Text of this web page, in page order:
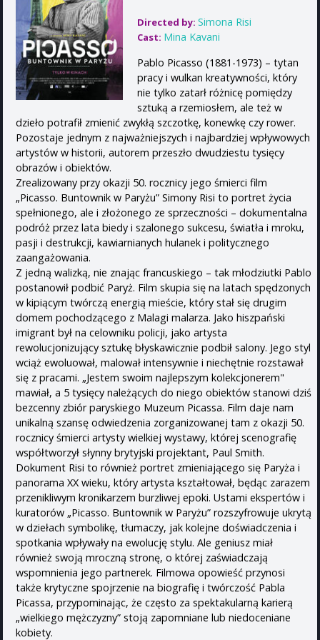
Directed by: Simona Risi
Cast: Mina Kavani
Pablo Picasso (1881-1973) – tytan
pracy i wulkan kreatywności, który
nie tylko zatarł różnicę pomiędzy
sztuką a rzemiosłem, ale też w
dzieło potrafił zmienić zwykłą szczotkę, konewkę czy rower.
Pozostaje jednym z najważniejszych i najbardziej wpływowych
artystów w historii, autorem przeszło dwudziestu tysięcy
obrazów i obiektów.
Zrealizowany przy okazji 50. rocznicy jego śmierci film
„Picasso. Buntownik w Paryżu” Simony Risi to portret życia
spełnionego, ale i złożonego ze sprzeczności – dokumentalna
podróż przez lata biedy i szalonego sukcesu, światła i mroku,
pasji i destrukcji, kawiarnianych hulanek i politycznego
zaangażowania.
Z jedną walizką, nie znając francuskiego – tak młodziutki Pablo
postanowił podbić Paryż. Film skupia się na latach spędzonych
w kipiącym twórczą energią mieście, który stał się drugim
domem pochodzącego z Malagi malarza. Jako hiszpański
imigrant był na celowniku policji, jako artysta
rewolucjonizujący sztukę błyskawicznie podbił salony. Jego styl
wciąż ewoluował, malował intensywnie i niechętnie rozstawał
się z pracami. „Jestem swoim najlepszym kolekcjonerem"
mawiał, a 5 tysięcy należących do niego obiektów stanowi dziś
bezcenny zbiór paryskiego Muzeum Picassa. Film daje nam
unikalną szansę odwiedzenia zorganizowanej tam z okazji 50.
rocznicy śmierci artysty wielkiej wystawy, której scenografię
współtworzył słynny brytyjski projektant, Paul Smith.
Dokument Risi to również portret zmieniającego się Paryża i
panorama XX wieku, który artysta kształtował, będąc zarazem
przenikliwym kronikarzem burzliwej epoki. Ustami ekspertów i
kuratorów „Picasso. Buntownik w Paryżu” rozszyfrowuje ukrytą
w dziełach symbolikę, tłumaczy, jak kolejne doświadczenia i
spotkania wpływały na ewolucję stylu. Ale geniusz miał
również swoją mroczną stronę, o której zaświadczają
wspomnienia jego partnerek. Filmowa opowieść przynosi
także krytyczne spojrzenie na biografię i twórczość Pabla
Picassa, przypominając, że często za spektakularną karierą
„wielkiego mężczyzny” stoją zapomniane lub niedoceniane
kobiety.